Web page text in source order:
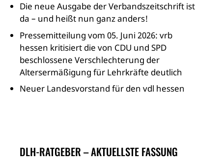
Die neue Ausgabe der Verbandszeitschrift ist
da – und heißt nun ganz anders!
Pressemitteilung vom 05. Juni 2026: vrb
hessen kritisiert die von CDU und SPD
beschlossene Verschlechterung der
Altersermäßigung für Lehrkräfte deutlich
Neuer Landesvorstand für den vdl hessen
DLH-RATGEBER – AKTUELLSTE FASSUNG